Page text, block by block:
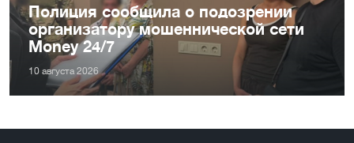
Полиция сообщила о подозрении
организатору мошеннической сети
Money 24/7
10 августа 2026